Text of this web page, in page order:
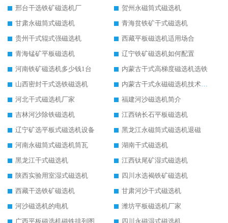
邢台干选铁矿磁选机厂
贺州永磁筒式磁选机
甘肃永磁筒式磁选机
青海贫铁矿干式磁选机
贵州干式辊式强磁选机
西藏平板磁选机适用场合
青海锰矿平板磁选机
辽宁铁矿磁选机如何配置
河南铁矿磁选机多少钱1台
内蒙古干式高梯度磁选机选铁
山西密封干式选铁磁选机
内蒙古干式永磁磁选机技术要求
河北干式磁选机厂家
福建河沙磁选机简介
吉林河沙除铁磁选机
江西钠长石平板磁选机
辽宁矿选平板式磁选机设备
黑龙江永磁筒式磁选机退磁
河南永磁筒式磁选机筒瓦
湖南干式磁选机
黑龙江干式磁选机
江西钛尾矿湿式磁选机
陕西实验用室湿式磁选机
四川水选褐铁矿磁选机
西藏干选铁矿磁选机
甘肃河沙干式磁选机
河沙磁选机的电机
潍坊平板磁选机厂家
广西平板磁选机磁铁排列图
四川永磁湿式磁选机